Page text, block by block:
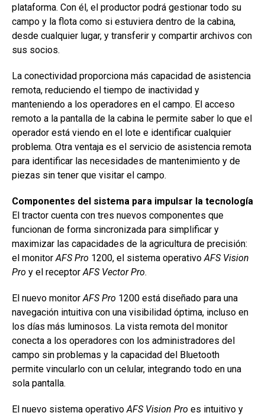
plataforma. Con él, el productor podrá gestionar todo su
campo y la flota como si estuviera dentro de la cabina,
desde cualquier lugar, y transferir y compartir archivos con
sus socios.
La conectividad proporciona más capacidad de asistencia
remota, reduciendo el tiempo de inactividad y
manteniendo a los operadores en el campo. El acceso
remoto a la pantalla de la cabina le permite saber lo que el
operador está viendo en el lote e identificar cualquier
problema. Otra ventaja es el servicio de asistencia remota
para identificar las necesidades de mantenimiento y de
piezas sin tener que visitar el campo.
Componentes del sistema para impulsar la tecnología
El tractor cuenta con tres nuevos componentes que
funcionan de forma sincronizada para simplificar y
maximizar las capacidades de la agricultura de precisión:
el monitorAFS Pro 1200, el sistema operativoAFS Vision
Pro y el receptorAFS Vector Pro.
El nuevo monitorAFS Pro 1200 está diseñado para una
navegación intuitiva con una visibilidad óptima, incluso en
los días más luminosos. La vista remota del monitor
conecta a los operadores con los administradores del
campo sin problemas y la capacidad del Bluetooth
permite vincularlo con un celular, integrando todo en una
sola pantalla.
El nuevo sistema operativoAFS Vision Pro es intuitivo y